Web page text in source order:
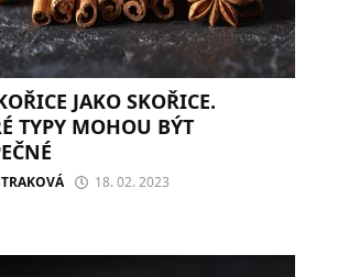
JAKO SKOŘICE.
TYPY MOHOU BÝT
18. 02. 2023